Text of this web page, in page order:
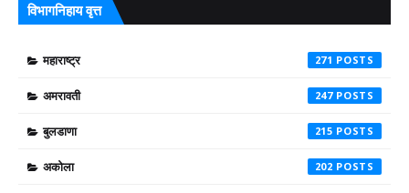
विभागनिहाय वृत्त
महाराष्ट्र 271
अमरावती 247
बुलडाणा 215
अकोला 202